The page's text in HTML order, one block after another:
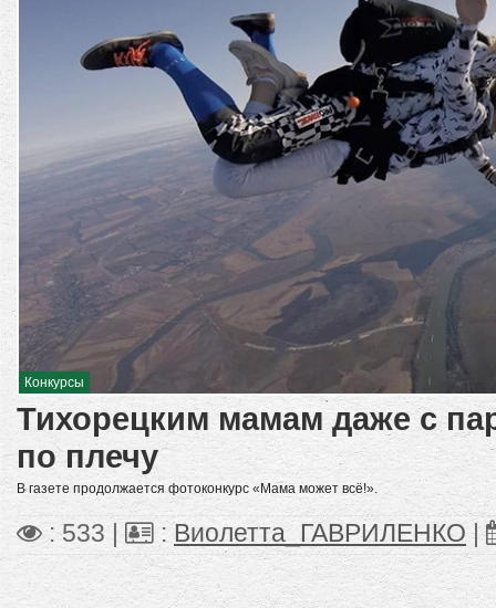
Конкурсы
Тихорецким мамам даже с
по плечу
В газете продолжается фотоконкурс «Мама может всё!».
: 533 | : Виолетта_ГАВРИЛЕНКО|